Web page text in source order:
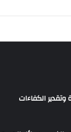
الكفاءات